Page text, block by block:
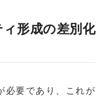
形成の差別化
必要であり、これが